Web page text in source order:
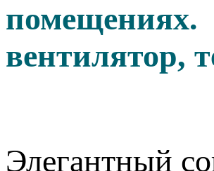
вентилятор,
Элегантный